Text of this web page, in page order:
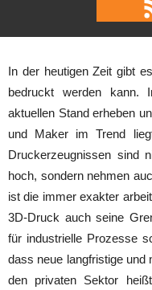
In der heutigen Zeit gibt
bedruckt werden kann.
aktuellen Stand erheben
und Maker im Trend
Druckerzeugnissen sind
hoch, sondern nehmen
ist die immer exakter
3D-Druck auch seine
für industrielle Prozesse
dass neue langfristige und
den privaten Sektor